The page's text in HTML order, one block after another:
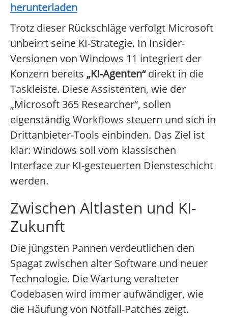
herunterladen
Trotz dieser Rückschläge verfolgt Microsoft
unbeirrt seine KI-Strategie. In Insider-
Versionen von Windows 11 integriert der
Konzern bereits „KI-Agenten“direkt in die
Taskleiste. Diese Assistenten, wie der
„Microsoft 365 Researcher“, sollen
eigenständig Workflows steuern und sich in
Drittanbieter-Tools einbinden. Das Ziel ist
klar: Windows soll vom klassischen
Interface zur KI-gesteuerten Diensteschicht
werden.
Zwischen Altlasten und KI-
Zukunft
Die jüngsten Pannen verdeutlichen den
Spagat zwischen alter Software und neuer
Technologie. Die Wartung veralteter
Codebasen wird immer aufwändiger, wie
die Häufung von Notfall-Patches zeigt.